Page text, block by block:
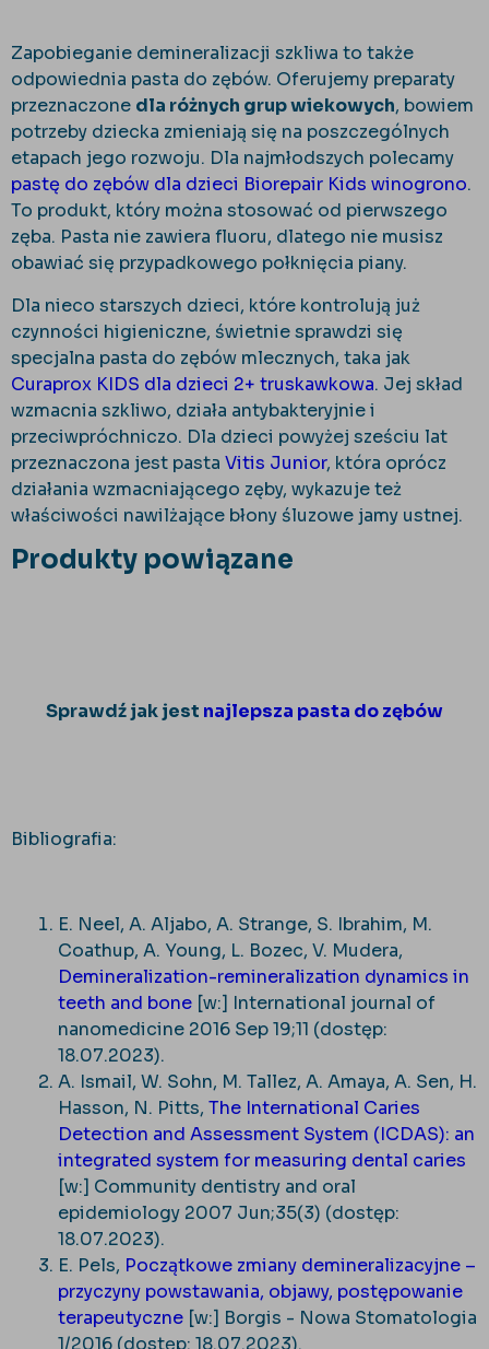
Zapobieganie demineralizacji szkliwa to także
odpowiednia pasta do zębów. Oferujemy preparaty
przeznaczone dla różnych grup wiekowych, bowiem
potrzeby dziecka zmieniają się na poszczególnych
etapach jego rozwoju. Dla najmłodszych polecamy
pastę do zębów dla dzieci Biorepair Kids winogrono.
To produkt, który można stosować od pierwszego
zęba. Pasta nie zawiera fluoru, dlatego nie musisz
obawiać się przypadkowego połknięcia piany.
Dla nieco starszych dzieci, które kontrolują już
czynności higieniczne, świetnie sprawdzi się
specjalna pasta do zębów mlecznych, taka jak
Curaprox KIDS dla dzieci 2+ truskawkowa. Jej skład
wzmacnia szkliwo, działa antybakteryjnie i
przeciwpróchniczo. Dla dzieci powyżej sześciu lat
przeznaczona jest pasta Vitis Junior, która oprócz
działania wzmacniającego zęby, wykazuje też
właściwości nawilżające błony śluzowe jamy ustnej.
Produkty powiązane
Sprawdź jak jest najlepsza pasta do zębów
Bibliografia:
E. Neel, A. Aljabo, A. Strange, S. Ibrahim, M.
Coathup, A. Young, L. Bozec, V. Mudera,
Demineralization-remineralization dynamics in
teeth and bone [w:] International journal of
nanomedicine 2016 Sep 19;11 (dostęp:
18.07.2023).
A. Ismail, W. Sohn, M. Tallez, A. Amaya, A. Sen, H.
Hasson, N. Pitts, The International Caries
Detection and Assessment System (ICDAS): an
integrated system for measuring dental caries
[w:] Community dentistry and oral
epidemiology 2007 Jun;35(3) (dostęp:
18.07.2023).
E. Pels, Początkowe zmiany demineralizacyjne –
przyczyny powstawania, objawy, postępowanie
terapeutyczne [w:] Borgis - Nowa Stomatologia
1/2016 (dostęp: 18.07.2023).